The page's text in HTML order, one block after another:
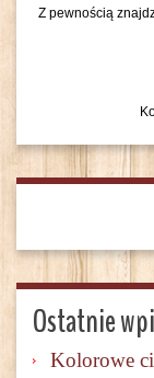
Z pewnością
Ostatnie
Kolorowe